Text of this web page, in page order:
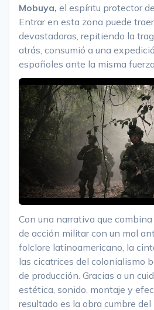
Mobuya, el espíritu protector
Entrar en esta zona puede
devastadoras, repitiendo la
atrás, consumió a una
españoles ante la misma
Con una narrativa que
de acción militar con un mal
folclore latinoamericano, la
las cicatrices del colonialismo
de producción. Gracias a un
estética, sonido, montaje y
resultado es la obra cumbre